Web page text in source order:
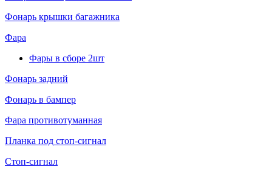
Фонарь крышки багажника
Фара
Фары в сборе 2шт
Фонарь задний
Фонарь в бампер
Фара противотуманная
Планка под стоп-сигнал
Стоп-сигнал